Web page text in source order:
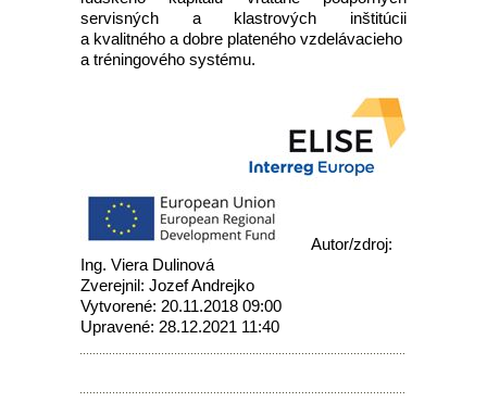
servisných a klastrových inštitúcii
a kvalitného a dobre plateného vzdelávacieho
a tréningového systému.
Autor/zdroj:
Ing. Viera Dulinová
Zverejnil: Jozef Andrejko
Vytvorené: 20.11.2018 09:00
Upravené: 28.12.2021 11:40